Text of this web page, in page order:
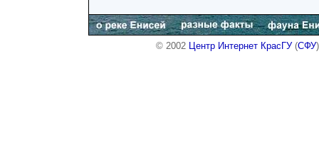
© 2002 Центр Интернет КрасГУ(СФУ